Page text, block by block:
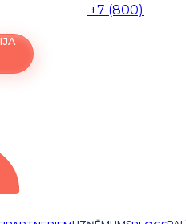
+7 (800)